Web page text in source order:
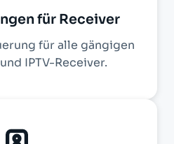
für Receiver
für alle gängigen
IPTV-Receiver.